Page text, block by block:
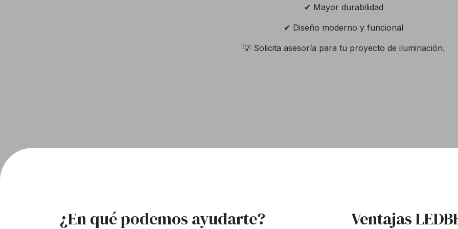
✔ Mayor durabilidad
✔ Diseño moderno y funcional
💡 Solicita asesoría para tu proyecto de iluminación.
¿En qué podemos ayudarte? Ventajas